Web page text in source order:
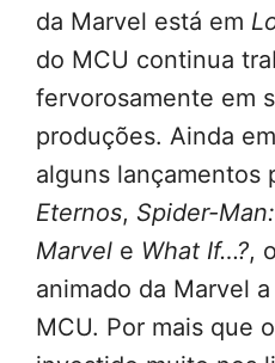
da Marvel está em
do MCU continua
fervorosamente em
produções. Ainda
alguns lançamentos
Eternos, Spider-
Marvel e What If…?,
animado da Marvel
MCU. Por mais que